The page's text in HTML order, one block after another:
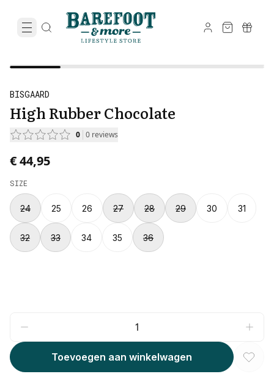
BISGAARD
High Rubber Chocolate
0 0 reviews
€ 44,95
SIZE
24 25 26 27 28 29 30 31
32 33 34 35 36
Toevoegen aan winkelwagen